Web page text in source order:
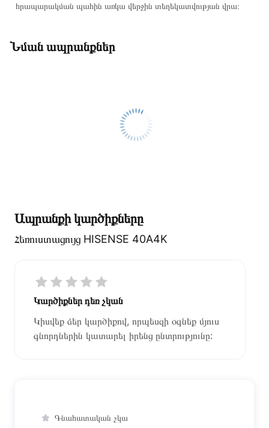
հրապարակման պահին առկա վերջին տեղեկատվության վրա։
Նման ապրանքներ
Ապրանքի կարծիքները
Հեռուստացույց HISENSE 40A4K
Կարծիքներ դեռ չկան
Կիսվեք ձեր կարծիքով, որպեսզի օգնեք մյուս
գնորդներին կատարել իրենց ընտրությունը:
Գնահատական չկա